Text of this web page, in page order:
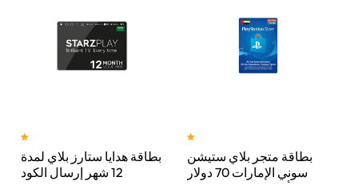
بطاقة هدايا ستارز بلاي لمدة
12 شهر إرسال الكود
بطاقة متجر بلاي ستيشن
سوني الإمارات 70 دولار